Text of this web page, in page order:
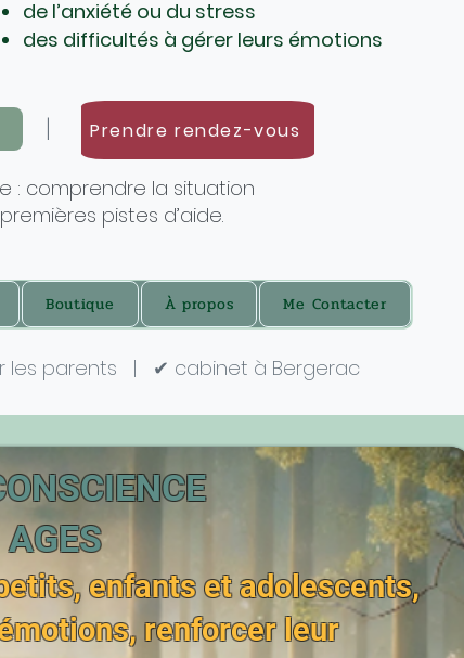
de l’anxiété ou du stress
des difficultés à gérer leurs émotions
| Prendre rendez-vous
: comprendre la situation
pistes d’aide.
Boutique À propos Me Contacter
les parents | ✔ cabinet à Bergerac
enfants et adolescents,
renforcer leur